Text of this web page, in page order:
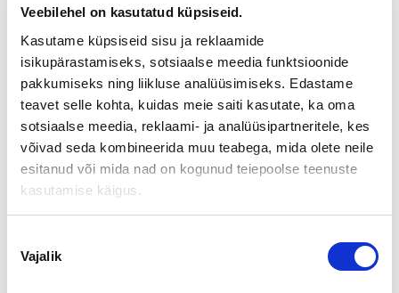
Veebilehel on kasutatud küpsiseid.
Kasutame küpsiseid sisu ja reklaamide
isikupärastamiseks, sotsiaalse meedia funktsioonide
pakkumiseks ning liikluse analüüsimiseks. Edastame
teavet selle kohta, kuidas meie saiti kasutate, ka oma
sotsiaalse meedia, reklaami- ja analüüsipartneritele, kes
võivad seda kombineerida muu teabega, mida olete neile
esitanud või mida nad on kogunud teiepoolse teenuste
kasutamise käigus.
valik
Vajalik
PERINTEIKÄS
YLÖJÄRVELÄISRAVINTOLA
PALOWOUTI ON SAANUT UUDEN
OMISTAJAN
Perinteikäs ylöjärveläisravintola Palowouti on saanut uuden,
dynaamisen omistajan. Mika Pajukon Mpajukko-ravintolat Oy